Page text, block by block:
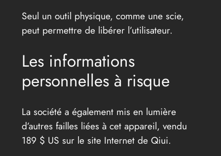
Seul un outil physique, comme une scie,
peut permettre de libérer l’utilisateur.
Les informations
personnelles à risque
La société a également mis en lumière
d’autres failles liées à cet appareil, vendu
189 $ US sur le site Internet de Qiui.